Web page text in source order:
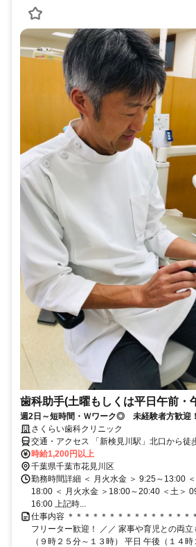
歯科助手(土曜もしくは平日午前・
週2日～短時間・Ｗワーク◎ 未経験者方歓迎！
さくらい歯科クリニック
交通・アクセス 「新検見川駅」北口から徒
時給1,200円以上
千葉県千葉市花見川区
勤務時間詳細 ＜ 月火水金 ＞ 9:25～13:00
18:00 ＜ 月火水金 ＞18:00～20:40 ＜土＞
16:00 上記時...
仕事内容 ＊＊＊＊＊＊＊＊＊＊＊＊＊＊＊
フリーター歓迎！ ／／ 家事や育児との両
（９時２５分～１３時） 平日 午後（１４